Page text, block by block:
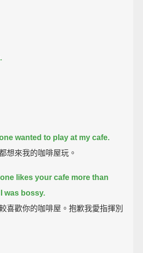
wanted to play at my cafe.
想來我的咖啡屋玩。
likes your cafe more than
was bossy.
喜歡你的咖啡屋。抱歉我愛指揮別